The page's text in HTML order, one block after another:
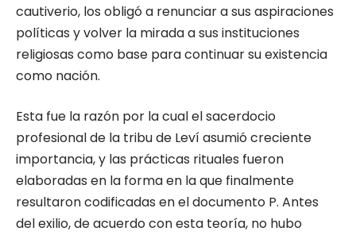
cautiverio, los obligó a renunciar a sus aspiraciones
políticas y volver la mirada a sus instituciones
religiosas como base para continuar su existencia
como nación.
Esta fue la razón por la cual el sacerdocio
profesional de la tribu de Leví asumió creciente
importancia, y las prácticas rituales fueron
elaboradas en la forma en la que finalmente
resultaron codificadas en el documento P. Antes
del exilio, de acuerdo con esta teoría, no hubo